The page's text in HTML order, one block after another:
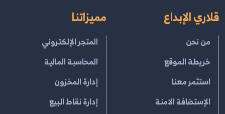
قلاري الإبداع
من نحن
خريطة الموقع
استثمر معنا
الإستضافة الامنة
مميزاتنا
المتجر الإلكتروني
المحاسبة المالية
إدارة المخزون
إدارة نقاط البيع